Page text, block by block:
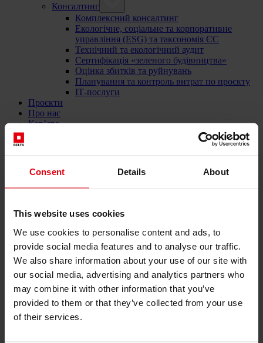
Consent Details About
This website uses cookies
We use cookies to personalise content and ads, to
provide social media features and to analyse our traffic.
We also share information about your use of our site with
our social media, advertising and analytics partners who
may combine it with other information that you’ve
provided to them or that they’ve collected from your use
of their services.
Консалтинг
Комплексний консалтинг
Екологічне, соціальне та корпоративне
управління (ESG) та таксономія ЄС
Технічний та екологічний аудит
Сертифікація «зеленого будівництва»
Оцінка збитків та руйнувань
Планування та контроль витрат по проєкту
ІТ-послуги
Проєкти
Про нас
Кар’єра
Урочисте відкриття нового
заводу Jabil в Україні
07. September 2020
У березні 2019 року американський виробник електроніки
Jabil розширив своє виробництво із завершенням другої черги
будівництва та відкрив його в селі Росівка в Україні. У січні
2018 року розпочалися будівельні роботи під час поточної